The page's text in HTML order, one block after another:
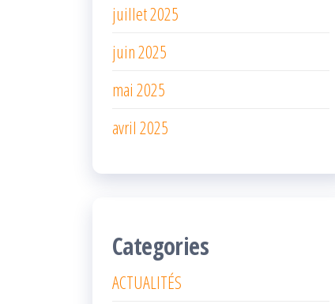
juillet 2025
juin 2025
mai 2025
avril 2025
Categories
ACTUALITÉS